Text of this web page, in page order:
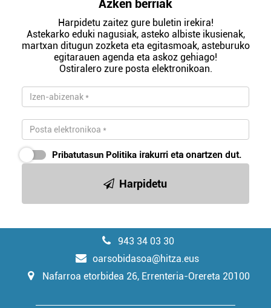
Azken berriak
Harpidetu zaitez gure buletin irekira!
Astekarko eduki nagusiak, asteko albiste ikusienak,
martxan ditugun zozketa eta egitasmoak, asteburuko
egitarauen agenda eta askoz gehiago!
Ostiralero zure posta elektronikoan.
Pribatutasun Politika irakurri eta onartzen dut.
Harpidetu
943 34 03 30
oarsobidasoa@hitza.eus
Nafarroa etorbidea 26, Errenteria-Orereta 20100